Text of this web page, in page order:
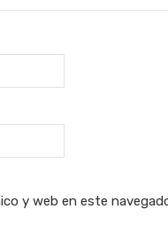
y web en este